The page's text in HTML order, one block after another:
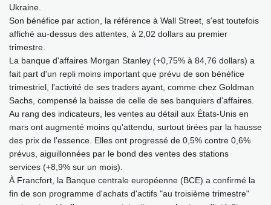
Ukraine.
Son bénéfice par action, la référence à Wall Street, s'est toutefois
affiché au-dessus des attentes, à 2,02 dollars au premier
trimestre.
La banque d'affaires Morgan Stanley (+0,75% à 84,76 dollars) a
fait part d'un repli moins important que prévu de son bénéfice
trimestriel, l'activité de ses traders ayant, comme chez Goldman
Sachs, compensé la baisse de celle de ses banquiers d'affaires.
Au rang des indicateurs, les ventes au détail aux États-Unis en
mars ont augmenté moins qu'attendu, surtout tirées par la hausse
des prix de l'essence. Elles ont progressé de 0,5% contre 0,6%
prévus, aiguillonnées par le bond des ventes des stations
services (+8,9% sur un mois).
À Francfort, la Banque centrale européenne (BCE) a confirmé la
fin de son programme d'achats d'actifs "au troisième trimestre"